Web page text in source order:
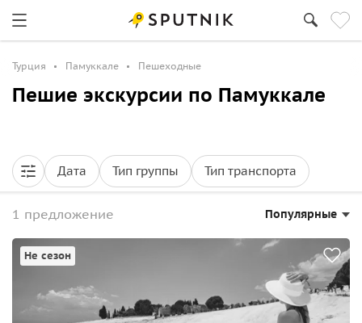
Турция Памуккале Пешеходные
Пешие экскурсии по Памуккале
Дата Тип группы Тип транспорта
1 предложение Популярные
Не сезон